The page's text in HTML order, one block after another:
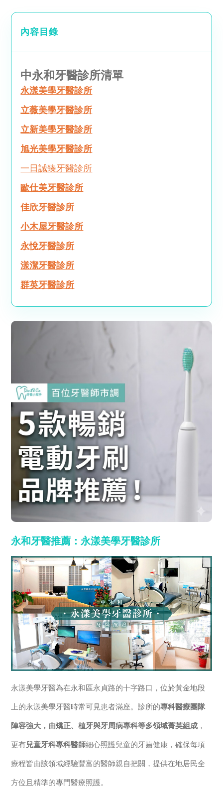
內容目錄
中永和牙醫診所清單
永漾美學牙醫診所
立薇美學牙醫診所
立新美學牙醫診所
旭光美學牙醫診所
一日誠臻牙醫診所
歐仕美牙醫診所
佳欣牙醫診所
小木屋牙醫診所
永悅牙醫診所
漾潔牙醫診所
群英牙醫診所
永和牙醫推薦：永漾美學牙醫診所
永漾美學牙醫為在永和區永貞路的十字路口，位於黃金地段
上的永漾美學牙醫時常可見患者滿座。診所的專科醫療團隊
陣容強大，由矯正、植牙與牙周病專科等多領域菁英組成 ，
更有兒童牙科專科醫師細心照護兒童的牙齒健康，確保每項
療程皆由該領域經驗豐富的醫師親自把關，提供在地居民全
方位且精準的專門醫療照護。